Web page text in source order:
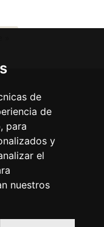
de
de
para
y
el
nuestros